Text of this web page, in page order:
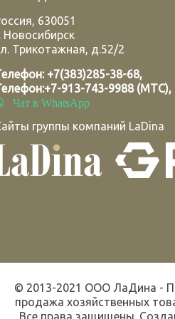
, 630051
Новосибирск
Трикотажная, д.52/2
+7(383)285-38-68,
+7-913-743-9988 (МТС),
Чат в WhatsApp
группы компаний LaDina
© 2013-2021 ООО ЛаДина -
продажа хозяйственных
Все права защищены.